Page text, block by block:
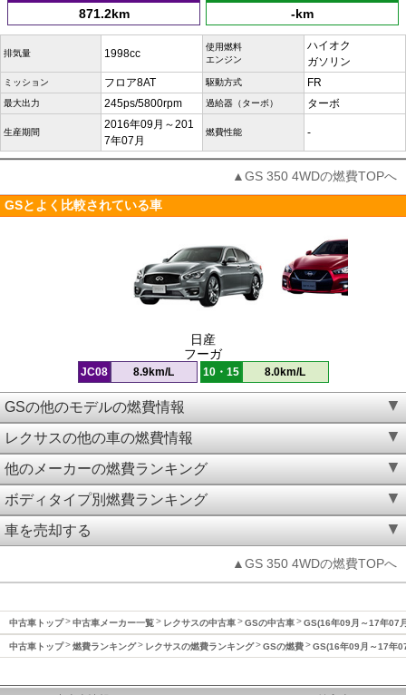
871.2km -km
排気量 1998cc
使用燃料
エンジン
ハイオク
ガソリン
ミッション フロア8AT 駆動方式 FR
最大出力 245ps/5800rpm 過給器（ターボ） ターボ
生産期間
2016年09月～201
7年07月
燃費性能 -
▲GS 350 4WDの燃費TOPへ
GSとよく比較されている車
日産
フーガ
JC08 8.9km/L 10・15 8.0km/L
GSの他のモデルの燃費情報
レクサスの他の車の燃費情報
他のメーカーの燃費ランキング
ボディタイプ別燃費ランキング
車を売却する
▲GS 350 4WDの燃費TOPへ
中古車トップ 中古車メーカー一覧 レクサスの中古車 GSの中古車 GS(16年09月～17年07
中古車トップ 燃費ランキング レクサスの燃費ランキング GSの燃費 GS(16年09月～17年